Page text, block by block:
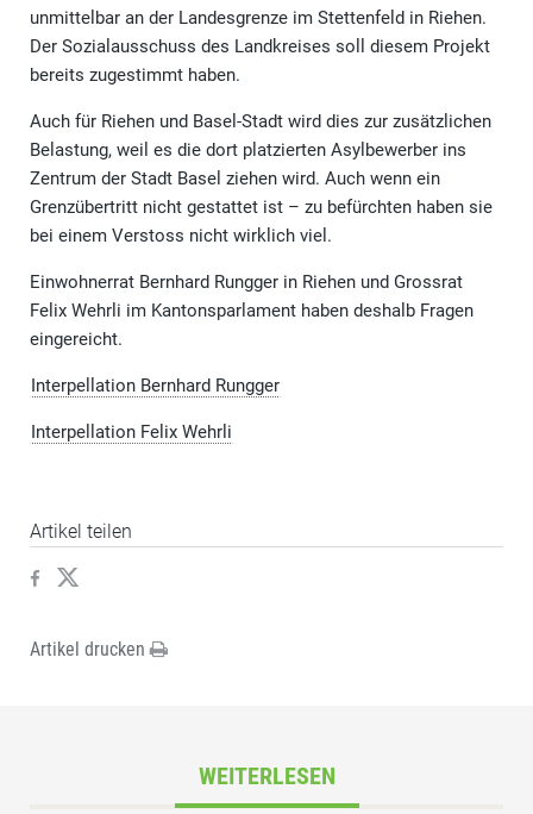
unmittelbar an der Landesgrenze im Stettenfeld in Riehen.
Der Sozialausschuss des Landkreises soll diesem Projekt
bereits zugestimmt haben.
Auch für Riehen und Basel-Stadt wird dies zur zusätzlichen
Belastung, weil es die dort platzierten Asylbewerber ins
Zentrum der Stadt Basel ziehen wird. Auch wenn ein
Grenzübertritt nicht gestattet ist – zu befürchten haben sie
bei einem Verstoss nicht wirklich viel.
Einwohnerrat Bernhard Rungger in Riehen und Grossrat
Felix Wehrli im Kantonsparlament haben deshalb Fragen
eingereicht.
Interpellation Bernhard Rungger
Interpellation Felix Wehrli
Artikel teilen
Artikel drucken
WEITERLESEN